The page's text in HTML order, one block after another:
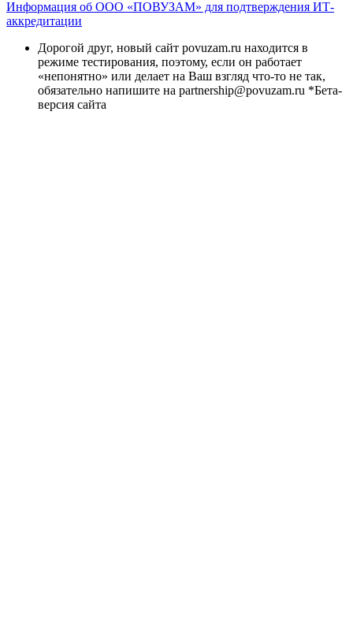
Информация об ООО «ПОВУЗАМ» для подтверждения ИТ-
аккредитации
Дорогой друг, новый сайт povuzam.ru находится в
режиме тестирования, поэтому, если он работает
«непонятно» или делает на Ваш взгляд что-то не так,
обязательно напишите на partnership@povuzam.ru *Бета-
версия сайта